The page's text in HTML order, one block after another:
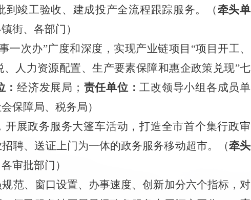
竣工验收、建成投产全流程跟踪服务。
（牵头单
街、各部门）
一次办”广度和深度，实现产业链项目 “项 目开工、
人力资源配置、生产要素保障和惠企政策兑现”七
经济发展局； 责任单位：工改领导小组各成员单
保障局、税务局）
开展政务服务大篷车活动，打造全市首个集行政审
聘、送证上门为一体的政务服务移动超市。
（牵头
各审批部门）
规范、窗口设置、办事速度、创新加分六个指标，对